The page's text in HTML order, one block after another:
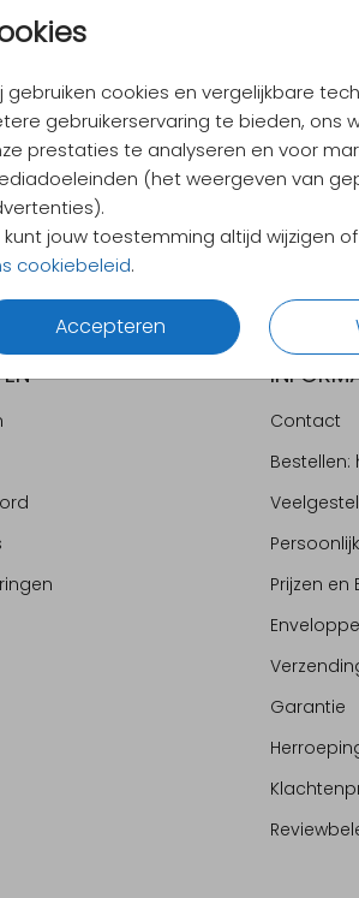
gebruiken cookies en vergelijkbare
gebruikerservaring te bieden, ons
prestaties te analyseren en voor
(het weergeven van
kunt jouw toestemming altijd wijzigen
cookiebeleid.
Accepteren
Contact
Bestellen:
Prijzen en
Garantie